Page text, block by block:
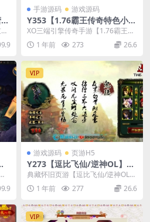
手游源码 游戏源码
Y353【1.76霸王传奇特色小极
品版】2025整理复古服务端
+武林大会+夺圣火令+BOSS领
域
XO三端引擎传奇手游【1.76霸王传
奇特色小极品版】2025整理复古服
务端+武林...
1 年前 273 26.6
VIP
游戏源码 页游H5
Y273【逗比飞仙/逆神OL】典
藏怀旧页游/最新Linux手工服
务端+详细搭建教程+货币修改
教程
典藏怀旧页游【逗比飞仙/逆神OL】
2025年3月10日最新整理Linux手工
服务...1 年前 277 26.6
VIP